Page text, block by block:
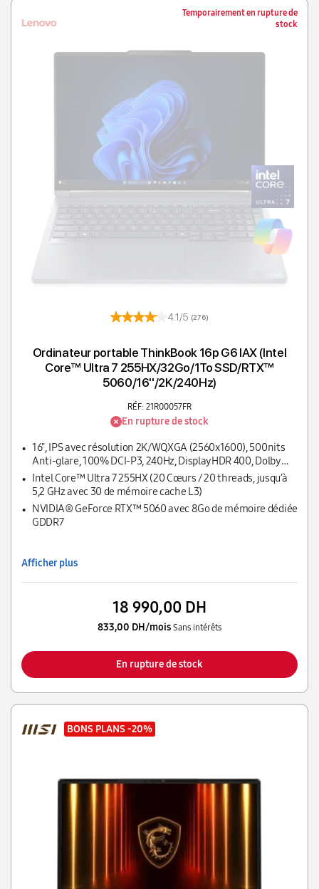
Temporairement en rupture de
stock
4.1/5 (276)
Ordinateur portable ThinkBook 16p G6 IAX (Intel
Core™ Ultra 7 255HX/32Go/1To SSD/RTX™
5060/16''/2K/240Hz)
RÉF: 21R00057FR
En rupture de stock
16", IPS avec résolution 2K/WQXGA (2560x1600), 500nits
Anti-glare, 100% DCI-P3, 240Hz, DisplayHDR 400, Dolby
Vision, G-SYNC, Eyesafe, X-Rite
Intel Core™ Ultra 7 255HX (20 Cœurs / 20 threads, jusqu’à
5,2 GHz avec 30 de mémoire cache L3)
NVIDIA® GeForce RTX™ 5060 avec 8Go de mémoire dédiée
GDDR7
Afficher plus
18 990,00 DH
833,00 DH/mois Sans intérêts
En rupture de stock
BONS PLANS -20%